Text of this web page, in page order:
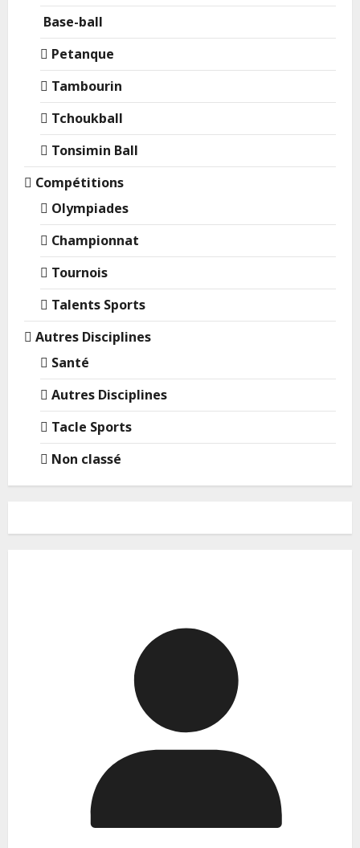
Base-ball
Petanque
Tambourin
Tchoukball
Tonsimin Ball
Compétitions
Olympiades
Championnat
Tournois
Talents Sports
Autres Disciplines
Santé
Autres Disciplines
Tacle Sports
Non classé